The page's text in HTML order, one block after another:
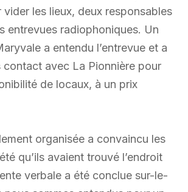
les lieux, deux responsables
entrevues radiophoniques. Un
a entendu l’entrevue et a
contact avec La Pionnière pour
de locaux, à un prix
organisée a convaincu les
qu’ils avaient trouvé l’endroit
verbale a été conclue sur-le-